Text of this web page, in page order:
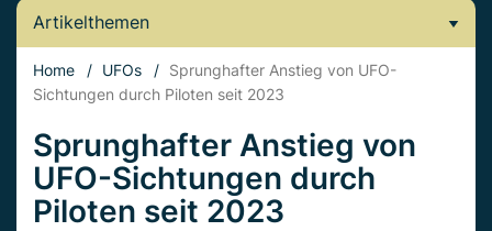
Artikelthemen
Home / UFOs / Sprunghafter Anstieg von UFO-
Sichtungen durch Piloten seit 2023
Sprunghafter Anstieg von
UFO-Sichtungen durch
Piloten seit 2023